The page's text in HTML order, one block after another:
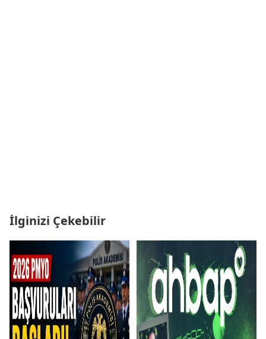
İlginizi Çekebilir